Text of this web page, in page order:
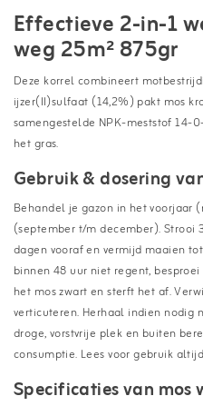
Effectieve 2-in-1
weg 25m² 875gr
Deze korrel combineert
ijzer(II)sulfaat (14,2%) pakt mos
samengestelde NPK-meststof 14-
het gras.
Gebruik & dosering
Behandel je gazon in het voorjaar
(september t/m december). Strooi
dagen vooraf en vermijd maaien
binnen 48 uur niet regent,
het mos zwart en sterft het af.
verticuteren. Herhaal indien nodig
droge, vorstvrije plek en buiten
consumptie. Lees voor gebruik
Specificaties van mos